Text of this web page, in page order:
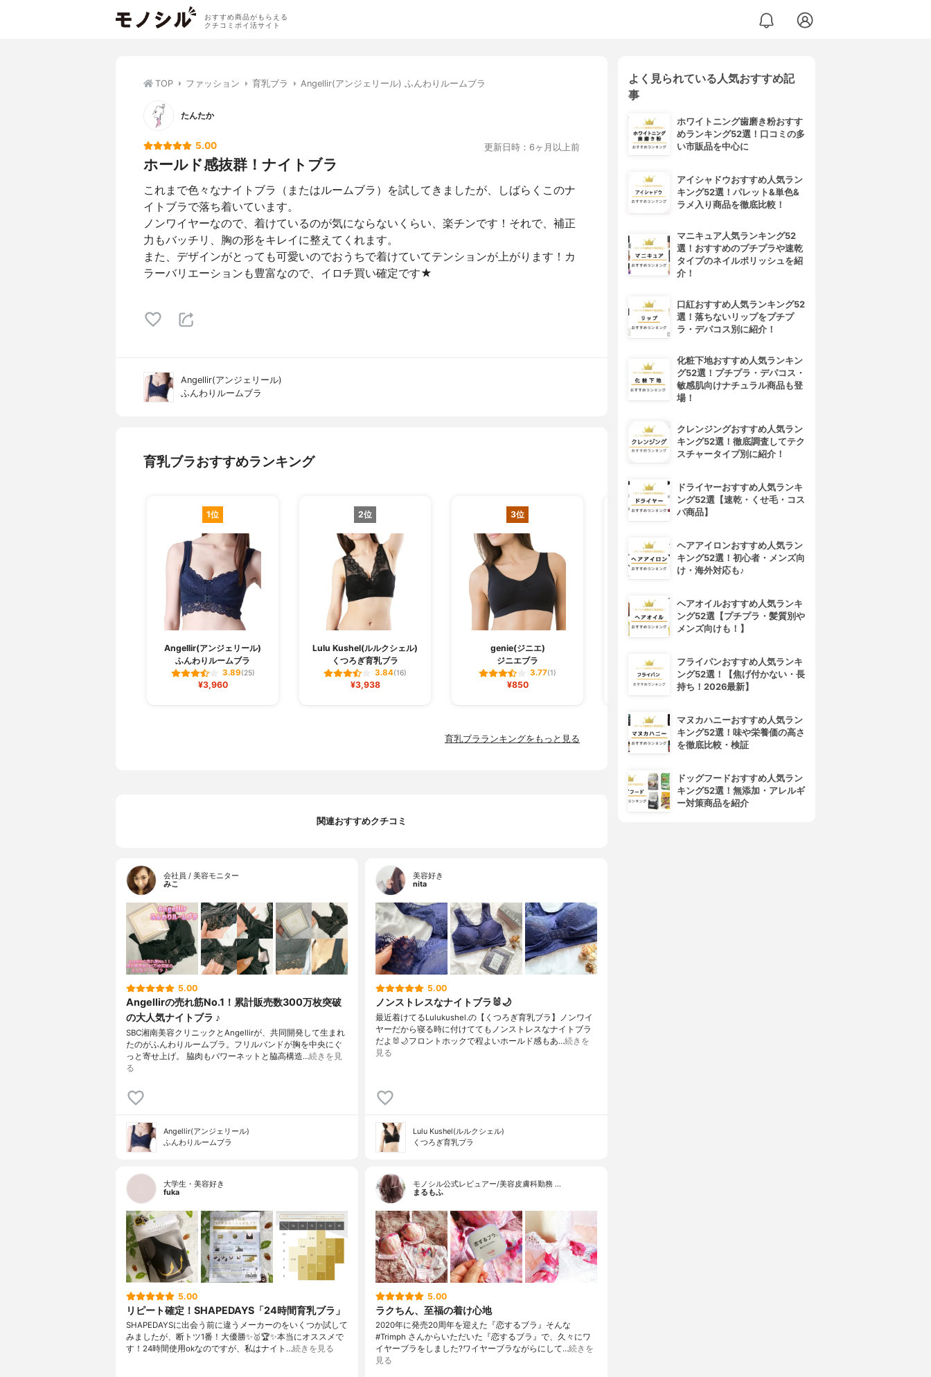
おすすめ商品がもらえる
クチコミポイ活サイト
TOP ファッション 育乳ブラ Angellir(アンジェリール) ふんわりルームブラ
たんたか
5.00 更新日時：6ヶ月以上前
ホールド感抜群！ナイトブラ
これまで色々なナイトブラ（またはルームブラ）を試してきましたが、しばらくこのナ
イトブラで落ち着いています。
ノンワイヤーなので、着けているのが気にならないくらい、楽チンです！それで、補正
力もバッチリ、胸の形をキレイに整えてくれます。
また、デザインがとっても可愛いのでおうちで着けていてテンションが上がります！カ
ラーバリエーションも豊富なので、イロチ買い確定です★
Angellir(アンジェリール)
ふんわりルームブラ
育乳ブラおすすめランキング
1位
Angellir(アンジェリール)
ふんわりルームブラ
3.89(25)
¥3,960
2位
Lulu Kushel(ルルクシェル)
くつろぎ育乳ブラ
3.84(16)
¥3,938
3位
genie(ジニエ)
ジニエブラ
3.77(1)
¥850
4位
楽盛りインナー ブライラズ
3.70(3)
¥1,973
ravime レーシータトゥー ブラ
育乳ブラランキングをもっと見る
関連おすすめクチコミ
会社員 / 美容モニター
みこ
5.00
Angellirの売れ筋No.1！累計販売数300万枚突破
の大人気ナイトブラ ♪
SBC湘南美容クリニックとAngellirが、共同開発して生まれ
たのがふんわりルームブラ。フリルバンドが胸を中央にぐ
っと寄せ上げ。 脇⾁もパワーネットと脇⾼構造…続きを見
る
Angellir(アンジェリール)
ふんわりルームブラ
美容好き
nita
5.00
ノンストレスなナイトブラ🐰🌙
最近着けてるLulukushel.の【くつろぎ育乳ブラ】ノンワイ
ヤーだから寝る時に付けててもノンストレスなナイトブラ
だよ🐰🌙フロントホックで程よいホールド感もあ…続きを
見る
Lulu Kushel(ルルクシェル)
くつろぎ育乳ブラ
大学生・美容好き
fuka
5.00
リピート確定！SHAPEDAYS「24時間育乳ブラ」
SHAPEDAYSに出会う前に‪違うメーカーのをいくつか試して
みましたが、断トツ1番！大優勝✨🥇🏆✨‬本当にオススメで
す！24時間使用okなのですが、私はナイト…続きを見る
モノシル公式レビュアー/美容皮膚科勤務 …
まるもふ
5.00
ラクちん、至福の着け心地
2020年に発売20周年を迎えた『恋するブラ』そんな
#Trimph さんからいただいた『恋するブラ』で、久々にワ
イヤーブラをしました?ワイヤーブラながらにして…続きを
見る
よく見られている人気おすすめ記
事
ホワイトニング歯磨き粉おすす
めランキング52選！口コミの多
い市販品を中心に
アイシャドウおすすめ人気ラン
キング52選！パレット&単色&
ラメ入り商品を徹底比較！
マニキュア人気ランキング52
選！おすすめのプチプラや速乾
タイプのネイルポリッシュを紹
介！
口紅おすすめ人気ランキング52
選！落ちないリップをプチプ
ラ・デパコス別に紹介！
化粧下地おすすめ人気ランキン
グ52選！プチプラ・デパコス・
敏感肌向けナチュラル商品も登
場！
クレンジングおすすめ人気ラン
キング52選！徹底調査してテク
スチャータイプ別に紹介！
ドライヤーおすすめ人気ランキ
ング52選【速乾・くせ毛・コス
パ商品】
ヘアアイロンおすすめ人気ラン
キング52選！初心者・メンズ向
け・海外対応も♪
ヘアオイルおすすめ人気ランキ
ング52選【プチプラ・髪質別や
メンズ向けも！】
フライパンおすすめ人気ランキ
ング52選！【焦げ付かない・長
持ち！2026最新】
マヌカハニーおすすめ人気ラン
キング52選！味や栄養価の高さ
を徹底比較・検証
ドッグフードおすすめ人気ラン
キング52選！無添加・アレルギ
ー対策商品を紹介